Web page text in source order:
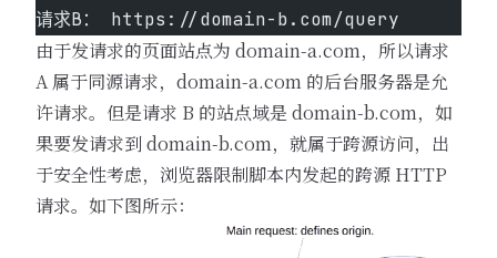
请求B： https://domain-b.com/query
由于发请求的页面站点为 domain-a.com，所以请求
A 属于同源请求，domain-a.com 的后台服务器是允
许请求。但是请求 B 的站点域是 domain-b.com，如
果要发请求到 domain-b.com，就属于跨源访问，出
于安全性考虑，浏览器限制脚本内发起的跨源 HTTP
请求。如下图所示：